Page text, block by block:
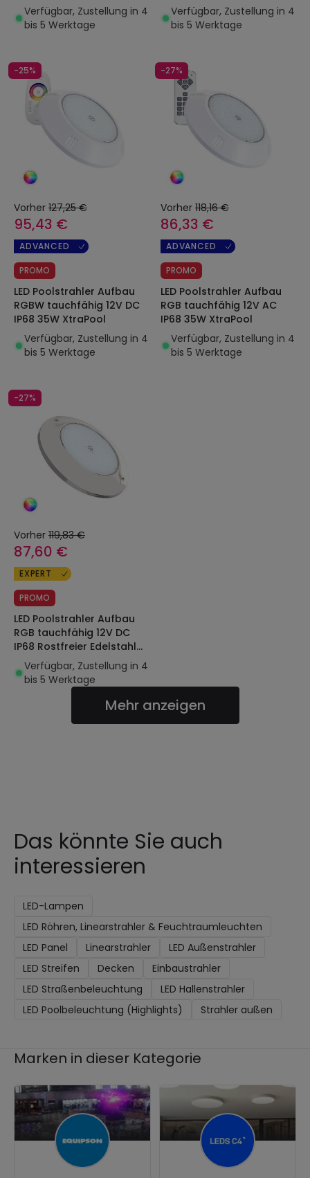
35W XtraPool
Verfügbar, Zustellung in 4
bis 5 Werktage
Verfügbar, Zustellung in 4
bis 5 Werktage
-25%
Vorher 127,25 €
95,43 €
ADVANCED
PROMO
LED Poolstrahler Aufbau
RGBW tauchfähig 12V DC
IP68 35W XtraPool
Verfügbar, Zustellung in 4
bis 5 Werktage
-27%
Vorher 118,16 €
86,33 €
ADVANCED
PROMO
LED Poolstrahler Aufbau
RGB tauchfähig 12V AC
IP68 35W XtraPool
Verfügbar, Zustellung in 4
bis 5 Werktage
-27%
Vorher 119,83 €
87,60 €
EXPERT
PROMO
LED Poolstrahler Aufbau
RGB tauchfähig 12V DC
IP68 Rostfreier Edelstahl
20W XtraPool
Verfügbar, Zustellung in 4
bis 5 Werktage
Mehr anzeigen
Das könnte Sie auch
interessieren
LED-Lampen
LED Röhren, Linearstrahler & Feuchtraumleuchten
LED Panel
Linearstrahler
LED Außenstrahler
LED Streifen
Decken
Einbaustrahler
LED Straßenbeleuchtung
LED Hallenstrahler
LED Poolbeleuchtung (Highlights)
Strahler außen
Marken in dieser Kategorie